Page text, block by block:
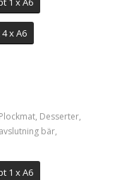
x A6
, Desserter,
bär,
1 x A6